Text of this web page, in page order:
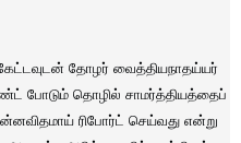
கேட்டவுடன் தோழர் வைத்தியநாதய்யர்
போடும் தொழில் சாமர்த்தியத்தைப்
ரிபோர்ட் செய்வது என்று